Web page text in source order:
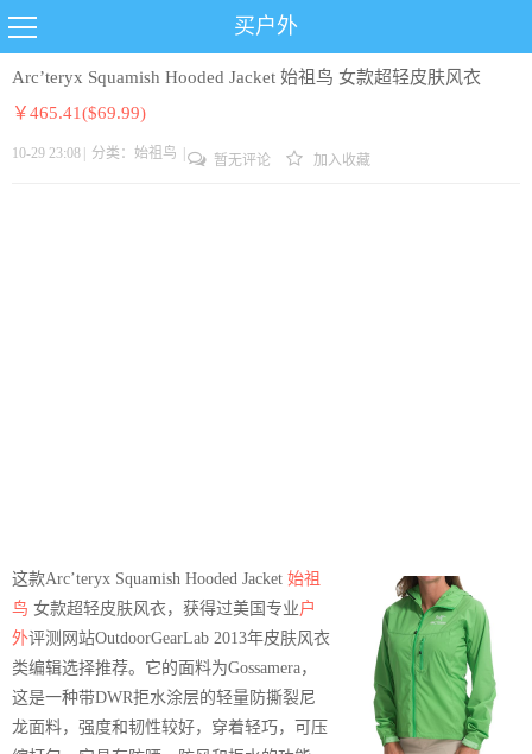
买户外
Arc’teryx Squamish Hooded Jacket 始祖鸟 女款超轻皮肤风衣
￥465.41($69.99)
10-29 23:08 分类： 始祖鸟 暂无评论 加入收藏
这款Arc’teryx Squamish Hooded Jacket 始祖
鸟 女款超轻皮肤风衣，获得过美国专业户
外评测网站OutdoorGearLab 2013年皮肤风衣
类编辑选择推荐。它的面料为Gossamera，
这是一种带DWR拒水涂层的轻量防撕裂尼
龙面料，强度和韧性较好，穿着轻巧，可压